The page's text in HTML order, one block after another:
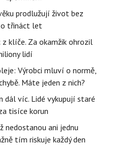
prodlužují život bez
o třináct let
klíče. Za okamžik ohrozil
lidí
Výrobci mluví o normě,
Máte jeden z nich?
dál víc. Lidé vykupují staré
tisíce korun
nedostanou ani jednu
tím riskuje každý den